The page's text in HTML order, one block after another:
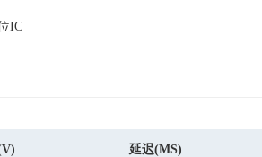
IC
延迟(MS)